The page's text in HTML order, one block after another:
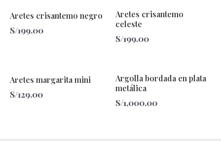
Aretes crisantemo negro
S/199.00
Aretes crisantemo
celeste
S/199.00
Aretes margarita mini
S/129.00
Argolla bordada en plata
metálica
S/1,000.00